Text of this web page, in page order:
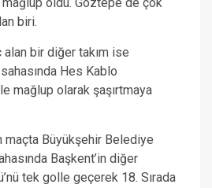
biri.
bir diğer takım ise
Hes Kablo
mağlup olarak şaşırtmaya
maçta Büyükşehir Belediye
Başkent’in diğer
tek golle geçerek 18. Sırada